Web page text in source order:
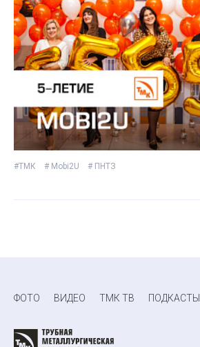
#ТМК # Mobi2U # ПНТЗ
ФОТО ВИДЕО ТМК ТВ ПОДКАСТЫ